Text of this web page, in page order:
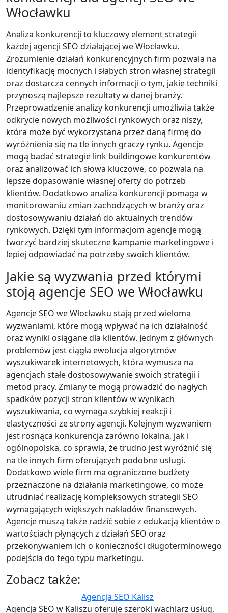
Włocławku
Analiza konkurencji to kluczowy element strategii
każdej agencji SEO działającej we Włocławku.
Zrozumienie działań konkurencyjnych firm pozwala na
identyfikację mocnych i słabych stron własnej strategii
oraz dostarcza cennych informacji o tym, jakie techniki
przynoszą najlepsze rezultaty w danej branży.
Przeprowadzenie analizy konkurencji umożliwia także
odkrycie nowych możliwości rynkowych oraz niszy,
która może być wykorzystana przez daną firmę do
wyróżnienia się na tle innych graczy rynku. Agencje
mogą badać strategie link buildingowe konkurentów
oraz analizować ich słowa kluczowe, co pozwala na
lepsze dopasowanie własnej oferty do potrzeb
klientów. Dodatkowo analiza konkurencji pomaga w
monitorowaniu zmian zachodzących w branży oraz
dostosowywaniu działań do aktualnych trendów
rynkowych. Dzięki tym informacjom agencje mogą
tworzyć bardziej skuteczne kampanie marketingowe i
lepiej odpowiadać na potrzeby swoich klientów.
Jakie są wyzwania przed którymi
stoją agencje SEO we Włocławku
Agencje SEO we Włocławku stają przed wieloma
wyzwaniami, które mogą wpływać na ich działalność
oraz wyniki osiągane dla klientów. Jednym z głównych
problemów jest ciągła ewolucja algorytmów
wyszukiwarek internetowych, która wymusza na
agencjach stałe dostosowywanie swoich strategii i
metod pracy. Zmiany te mogą prowadzić do nagłych
spadków pozycji stron klientów w wynikach
wyszukiwania, co wymaga szybkiej reakcji i
elastyczności ze strony agencji. Kolejnym wyzwaniem
jest rosnąca konkurencja zarówno lokalna, jak i
ogólnopolska, co sprawia, że trudno jest wyróżnić się
na tle innych firm oferujących podobne usługi.
Dodatkowo wiele firm ma ograniczone budżety
przeznaczone na działania marketingowe, co może
utrudniać realizację kompleksowych strategii SEO
wymagających większych nakładów finansowych.
Agencje muszą także radzić sobie z edukacją klientów o
wartościach płynących z działań SEO oraz
przekonywaniem ich o konieczności długoterminowego
podejścia do tego typu marketingu.
Zobacz także:
Agencja SEO Kalisz
Agencja SEO w Kaliszu oferuje szeroki wachlarz usług,